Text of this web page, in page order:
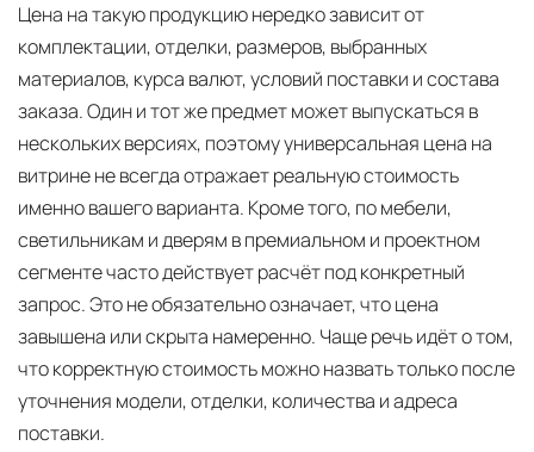
Цена на такую продукцию нередко зависит от
комплектации, отделки, размеров, выбранных
материалов, курса валют, условий поставки и состава
заказа. Один и тот же предмет может выпускаться в
нескольких версиях, поэтому универсальная цена на
витрине не всегда отражает реальную стоимость
именно вашего варианта. Кроме того, по мебели,
светильникам и дверям в премиальном и проектном
сегменте часто действует расчёт под конкретный
запрос. Это не обязательно означает, что цена
завышена или скрыта намеренно. Чаще речь идёт о том,
что корректную стоимость можно назвать только после
уточнения модели, отделки, количества и адреса
поставки.